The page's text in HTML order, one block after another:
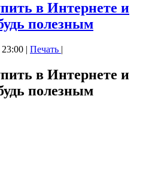
в Интернете и
полезным
| Печать |
в Интернете и
полезным